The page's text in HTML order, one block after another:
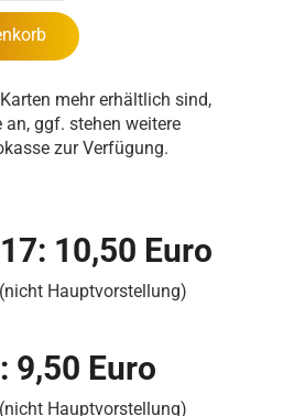
mehr erhältlich sind,
ggf. stehen weitere
zur Verfügung.
10,50 Euro
Hauptvorstellung)
9,50 Euro
Hauptvorstellung)